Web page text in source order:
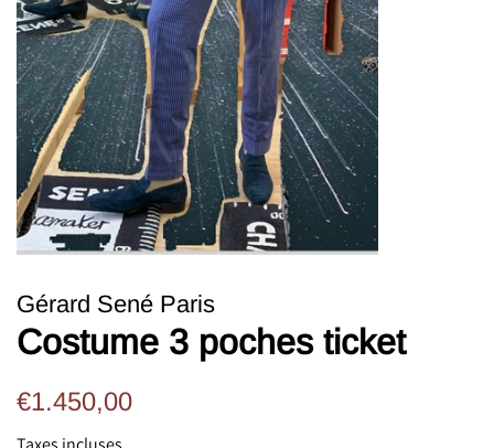
Gérard Sené Paris
Costume 3 poches ticket
Prix
€1.450,00